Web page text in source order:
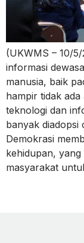
(UKWMS – 10/
informasi
manusia, baik
hampir tidak
teknologi dan
banyak
Demokrasi
kehidupan,
masyarakat